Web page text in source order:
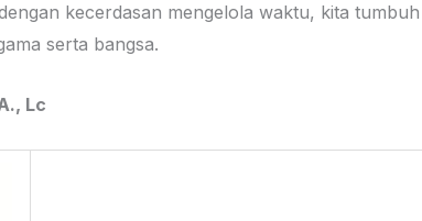
kecerdasan mengelola waktu, kita
serta bangsa.
Lc